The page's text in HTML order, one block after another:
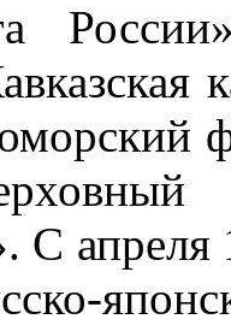
С